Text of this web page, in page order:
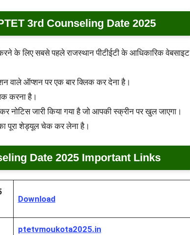
3rd Counseling Date 2025
के लिए सबसे पहले राजस्थान पीटीईटी के आधिकारिक वेबसाइट
वाले ऑप्शन पर एक बार क्लिक कर देना है।
करना है।
नोटिस जारी किया गया है जो आपकी स्क्रीन पर खुल जाएगा।
पूरा शेड्यूल चेक कर लेना है।
Date 2025 Important Links
Download
ptetvmoukota2025.in